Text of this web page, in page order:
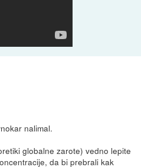
nalimal.
globalne zarote) vedno lepite
da bi prebrali kak